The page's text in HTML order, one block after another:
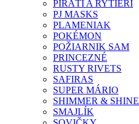
PIRÁTI A RYTIERI
PJ MASKS
PLAMENIAK
POKÉMON
POŽIARNIK SAM
PRINCEZNÉ
RUSTY RIVETS
SAFIRAS
SUPER MÁRIO
SHIMMER & SHINE
SMAJLÍK